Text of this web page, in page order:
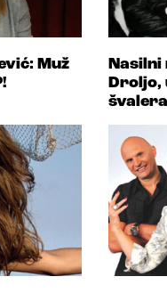
Muž
Nasilni
Droljo,